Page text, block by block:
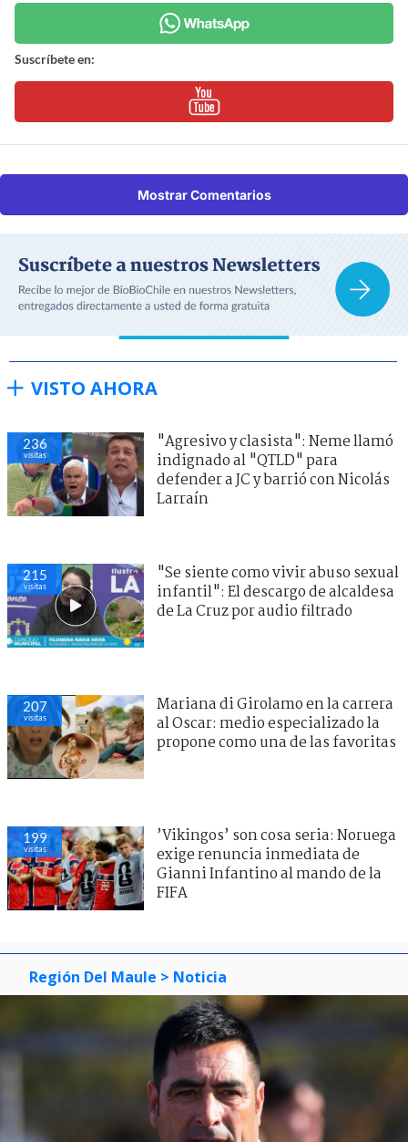
Suscríbete en:
Mostrar Comentarios
VISTO AHORA
236
visitas
"Agresivo y clasista": Neme llamó
indignado al "QTLD" para
defender a JC y barrió con Nicolás
Larraín
215
visitas
"Se siente como vivir abuso sexual
infantil": El descargo de alcaldesa
de La Cruz por audio filtrado
207
visitas
Mariana di Girolamo en la carrera
al Oscar: medio especializado la
propone como una de las favoritas
199
visitas
’Vikingos’ son cosa seria: Noruega
exige renuncia inmediata de
Gianni Infantino al mando de la
FIFA
Región Del Maule > Noticia